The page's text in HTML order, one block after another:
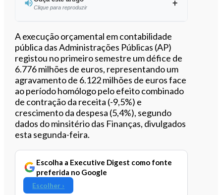
Clique para reproduzir
Ouvir este artigo
A execução orçamental em contabilidade
pública das Administrações Públicas (AP)
registou no primeiro semestre um défice de
6.776 milhões de euros, representando um
agravamento de 6.122 milhões de euros face
ao período homólogo pelo efeito combinado
de contração da receita (-9,5%) e
crescimento da despesa (5,4%), segundo
dados do minsitério das Finanças, divulgados
esta segunda-feira.
Escolha a Executive Digest como fonte
preferida no Google
Escolher ›